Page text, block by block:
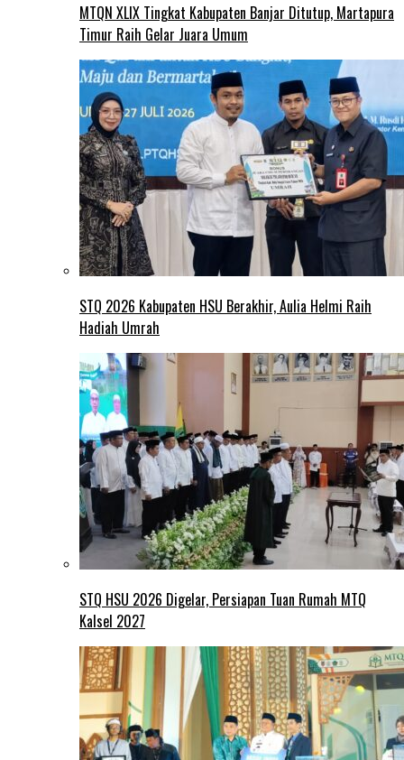
MTQN XLIX Tingkat Kabupaten Banjar Ditutup, Martapura
Timur Raih Gelar Juara Umum
STQ 2026 Kabupaten HSU Berakhir, Aulia Helmi Raih
Hadiah Umrah
STQ HSU 2026 Digelar, Persiapan Tuan Rumah MTQ
Kalsel 2027